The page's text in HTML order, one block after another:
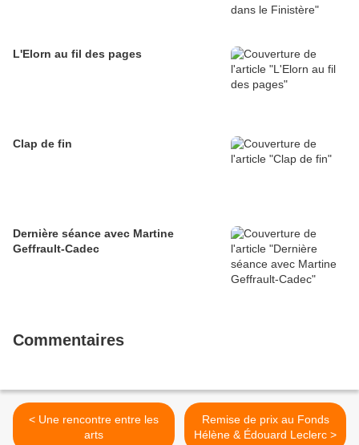
L'Elorn au fil des pages
Clap de fin
Dernière séance avec Martine
Geffrault-Cadec
Commentaires
< Une rencontre entre les
arts
Remise de prix au Fonds
Hélène & Édouard Leclerc >